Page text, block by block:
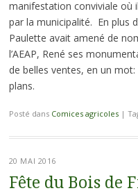
manifestation conviviale où
par la municipalité. En plus
Paulette avait amené de
l’AEAP, René ses
de belles ventes, en un
plans.
Posté dans Comices agricoles |
20 MAI 2016
Fête du Bois de